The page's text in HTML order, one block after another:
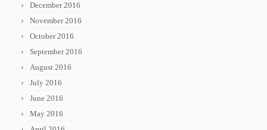
December 2016
November 2016
October 2016
September 2016
August 2016
July 2016
June 2016
May 2016